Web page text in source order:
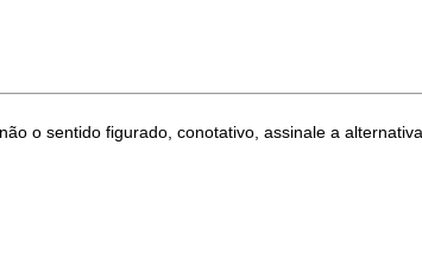
o sentido figurado, conotativo, assinale a